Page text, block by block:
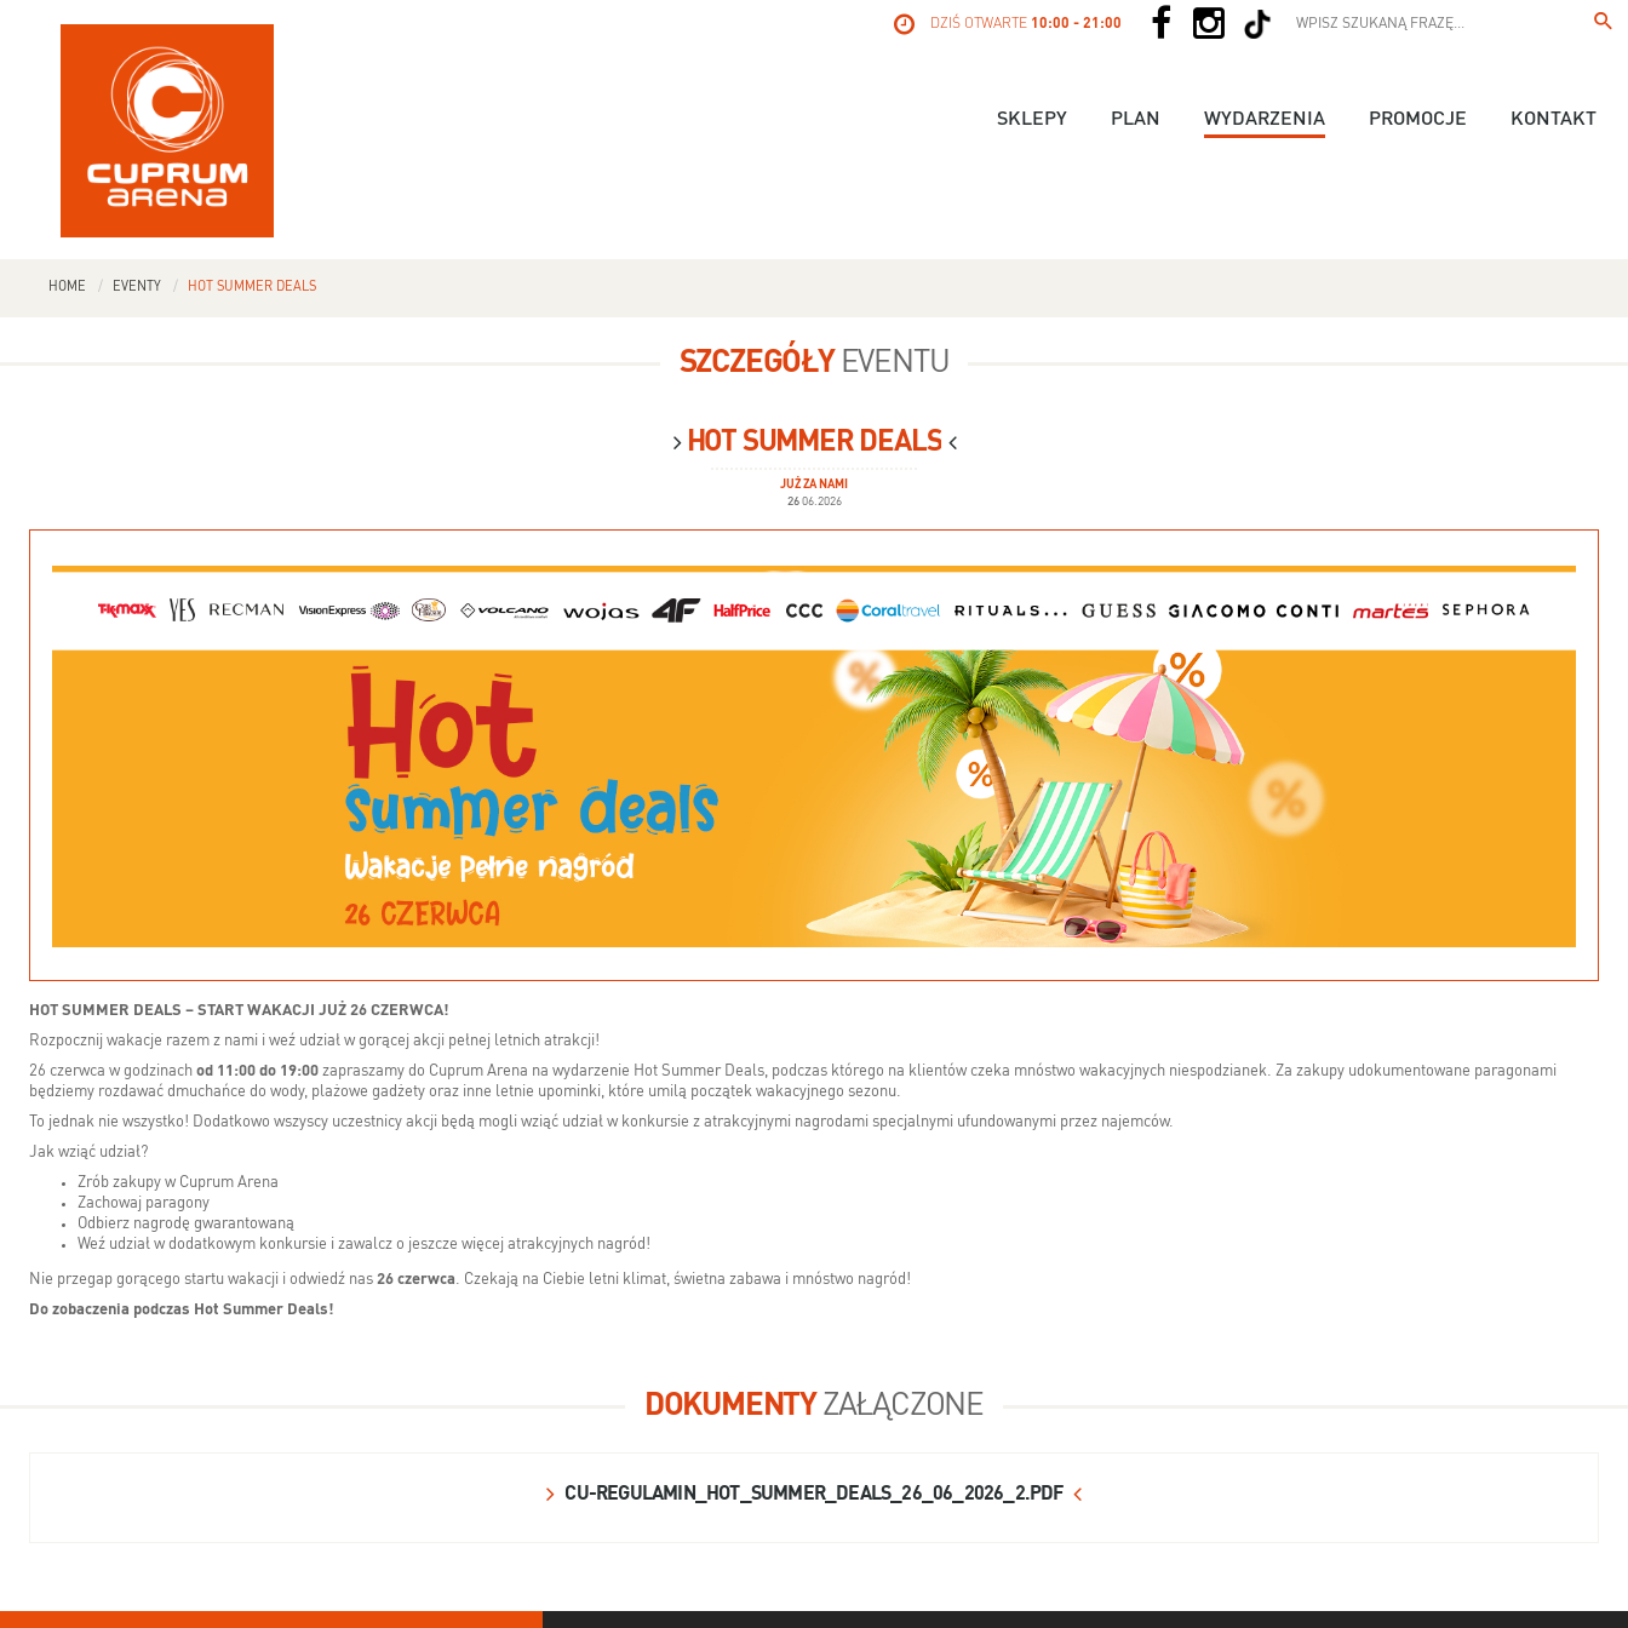
DZIŚ OTWARTE 10:00 - 21:00
SKLEPY PLAN WYDARZENIA PROMOCJE KONTAKT
HOME EVENTY HOT SUMMER DEALS
SZCZEGÓŁYEVENTU
HOT SUMMER DEALS
JUŻ ZA NAMI
2606.2026
HOT SUMMER DEALS – START WAKACJI JUŻ 26 CZERWCA!
Rozpocznij wakacje razem z nami i weź udział w gorącej akcji pełnej letnich atrakcji!
26 czerwca w godzinach od 11:00 do 19:00 zapraszamy do Cuprum Arena na wydarzenie Hot Summer Deals, podczas którego na klientów czeka mnóstwo wakacyjnych niespodzianek. Za zakupy udokumentowane paragonami
będziemy rozdawać dmuchańce do wody, plażowe gadżety oraz inne letnie upominki, które umilą początek wakacyjnego sezonu.
To jednak nie wszystko! Dodatkowo wszyscy uczestnicy akcji będą mogli wziąć udział w konkursie z atrakcyjnymi nagrodami specjalnymi ufundowanymi przez najemców.
Jak wziąć udział?
Zrób zakupy w Cuprum Arena
Zachowaj paragony
Odbierz nagrodę gwarantowaną
Weź udział w dodatkowym konkursie i zawalcz o jeszcze więcej atrakcyjnych nagród!
Nie przegap gorącego startu wakacji i odwiedź nas 26 czerwca. Czekają na Ciebie letni klimat, świetna zabawa i mnóstwo nagród!
Do zobaczenia podczas Hot Summer Deals!
DOKUMENTY ZAŁĄCZONE
CU-REGULAMIN_HOT_SUMMER_DEALS_26_06_2026_2.PDF